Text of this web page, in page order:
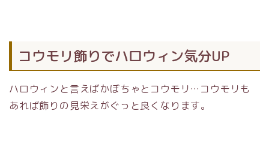
コウモリ飾りでハロウィン気分UP
ハロウィンと言えばかぼちゃとコウモリ…コウモリも
あれば飾りの見栄えがぐっと良くなります。